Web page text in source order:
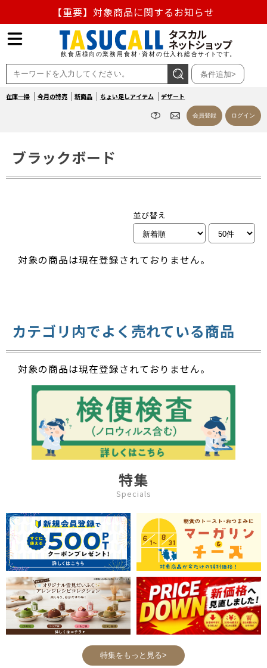
【重要】対象商品に関するお知らせ
【重要】熊本地震の影響による商品出荷停止のお知らせ
熊本県熊本地方を震源とする地震の影響によるお荷物のお
届け遅延について
条件追加>
在庫一掃 今月の特売 新商品 ちょい足しアイテム デザート
会員登録 ログイン
ブラックボード
並び替え
対象の商品は現在登録されておりません。
カテゴリ内でよく売れている商品
対象の商品は現在登録されておりません。
特集
Specials
特集をもっと見る>